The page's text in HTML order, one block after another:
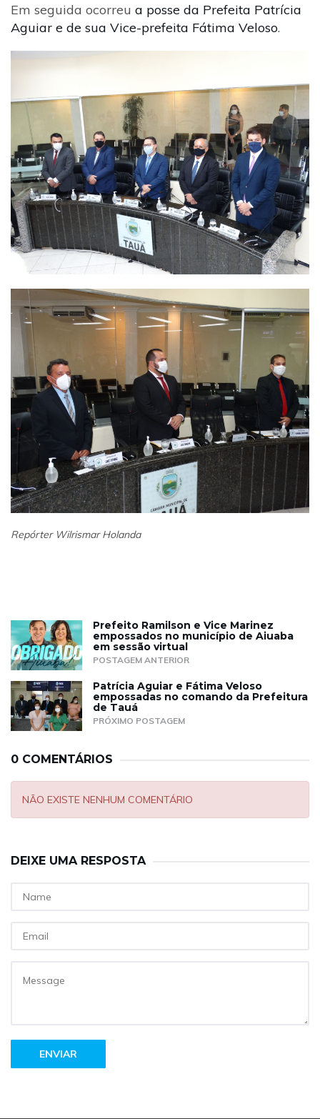
Em seguida ocorreu a posse da Prefeita Patrícia
Aguiar e de sua Vice-prefeita Fátima Veloso.
Repórter Wilrismar Holanda
Prefeito Ramilson e Vice Marinez
empossados no município de Aiuaba
em sessão virtual
POSTAGEM ANTERIOR
Patrícia Aguiar e Fátima Veloso
empossadas no comando da Prefeitura
de Tauá
PRÓXIMO POSTAGEM
0 COMENTÁRIOS
NÃO EXISTE NENHUM COMENTÁRIO
DEIXE UMA RESPOSTA
ENVIAR